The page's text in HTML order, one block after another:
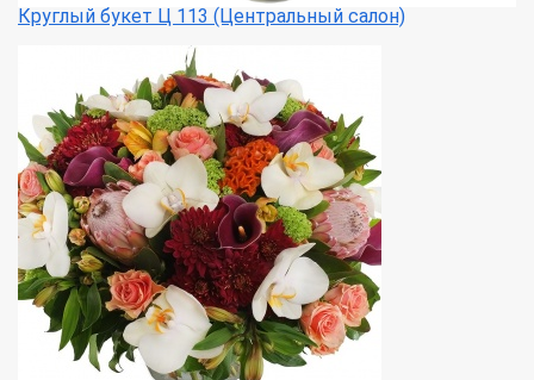
Круглый букет Ц 113 (Центральный салон)